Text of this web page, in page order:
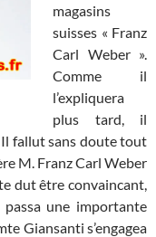
magasins
suisses « Franz
Carl Weber ».
Comme il
l’expliquera
plus tard, il
fallut sans doute tout
M. Franz Carl Weber
dut être convaincant,
une importante
Giansanti s’engagea